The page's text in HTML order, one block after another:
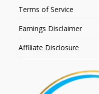
Terms of Service
Earnings Disclaimer
Affiliate Disclosure